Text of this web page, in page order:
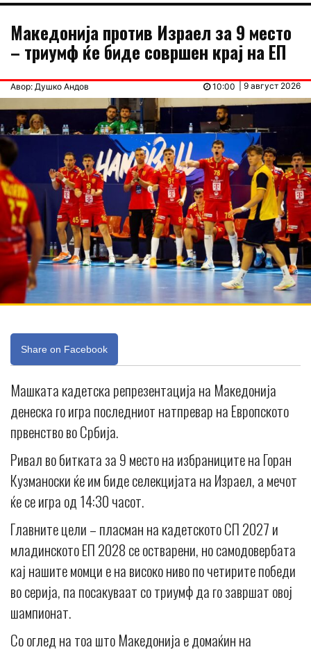
Македонија против Израел за 9 место
– триумф ќе биде совршен крај на ЕП
Авор: Душко Андов | 9 август 2026
10:00
Share on Facebook
Машката кадетска репрезентација на Македонија
денеска го игра последниот натпревар на Европското
првенство во Србија.
Ривал во битката за 9 место на избраниците на Горан
Кузманоски ќе им биде селекцијата на Израел, а мечот
ќе се игра од 14:30 часот.
Главните цели – пласман на кадетското СП 2027 и
младинското ЕП 2028 се остварени, но самодовербата
кај нашите момци е на високо ниво по четирите победи
во серија, па посакуваат со триумф да го завршат овој
шампионат.
Со оглед на тоа што Македонија е домаќин на